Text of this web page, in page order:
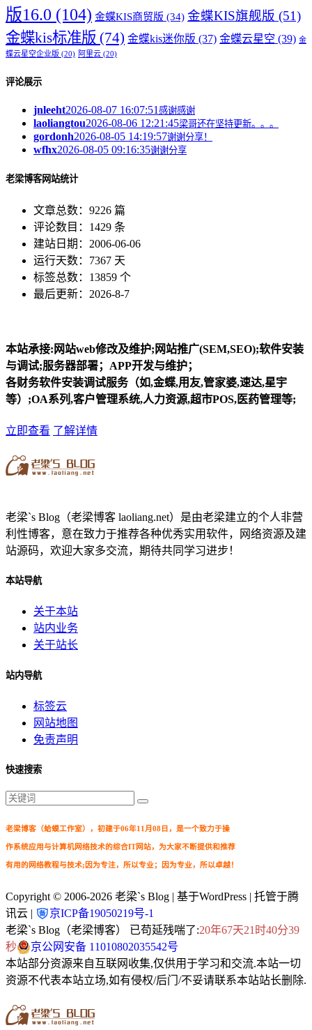
版16.0 (104) 金蝶KIS商贸版 (34) 金蝶KIS旗舰版 (51)
金蝶kis标准版 (74) 金蝶kis迷你版 (37) 金蝶云星空 (39) 金
蝶云星空企业版 (20) 阿里云 (20)
评论展示
jnleeht2026-08-07 16:07:51 感谢感谢
laoliangtou2026-08-06 12:21:45梁哥还在坚持更新。。。
gordonh2026-08-05 14:19:57谢谢分享！
wfhx2026-08-05 09:16:35谢谢分享
老梁博客网站统计
文章总数：9226 篇
评论数目：1429 条
建站日期：2006-06-06
运行天数：7367 天
标签总数：13859 个
最后更新：2026-8-7
本站承接:网站web修改及维护;网站推广(SEM,SEO);软件安装
与调试;服务器部署；APP开发与维护；
各财务软件安装调试服务（如,金蝶,用友,管家婆,速达,星宇
等）;OA系列,客户管理系统,人力资源,超市POS,医药管理等;
立即查看 了解详情
老梁`s Blog（老梁博客 laoliang.net）是由老梁建立的个人非营
利性博客，意在致力于推荐各种优秀实用软件，网络资源及建
站源码，欢迎大家多交流，期待共同学习进步！
本站导航
关于本站
站内业务
关于站长
站内导航
标签云
网站地图
免责声明
快速搜索
老梁博客（蛤蟆工作室），初建于06年11月08日，是一个致力于操
作系统应用与计算机网络技术的综合IT网站，为大家不断提供和推荐
有用的网络教程与技术;因为专注，所以专业；因为专业，所以卓越！
Copyright © 2006-2026 老梁`s Blog | 基于WordPress | 托管于腾
讯云 |
京ICP备19050219号-1
老梁`s Blog（老梁博客） 已苟延残喘了:20年67天21时40分40
秒
京公网安备 11010802035542号
本站部分资源来自互联网收集,仅供用于学习和交流.本站一切
资源不代表本站立场,如有侵权/后门/不妥请联系本站站长删除.